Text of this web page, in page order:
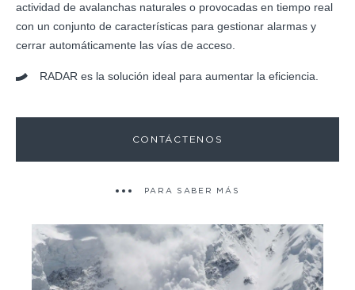
actividad de avalanchas naturales o provocadas en tiempo real
con un conjunto de características para gestionar alarmas y
cerrar automáticamente las vías de acceso.
RADAR es la solución ideal para aumentar la eficiencia.
CONTÁCTENOS
PARA SABER MÁS